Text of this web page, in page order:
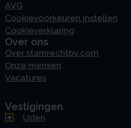
AVG
Cookievoorkeuren instellen
Cookieverklaring
Over ons
Over stamrechtbv.com
Onze mensen
Vacatures
Vestigingen
Uden